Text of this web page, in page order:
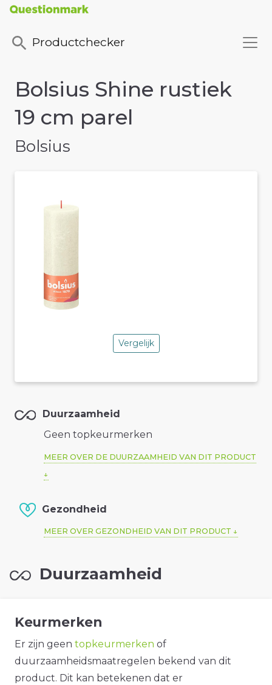
Productchecker
Bolsius Shine rustiek
19 cm parel
Bolsius
Vergelijk
Duurzaamheid
Geen topkeurmerken
MEER OVER DE DUURZAAMHEID VAN DIT PRODUCT
Gezondheid
MEER OVER GEZONDHEID VAN DIT PRODUCT
Duurzaamheid
Keurmerken
Er zijn geen topkeurmerken of
duurzaamheidsmaatregelen bekend van dit
product. Dit kan betekenen dat er